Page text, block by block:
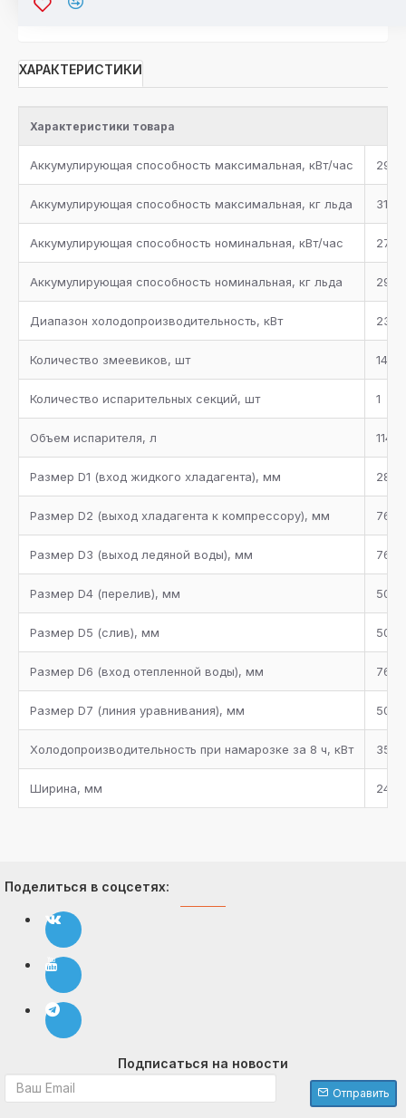
ХАРАКТЕРИСТИКИ
Характеристики товара
Аккумулирующая способность максимальная, кВт/час 293
Аккумулирующая способность максимальная, кг льда 3150
Аккумулирующая способность номинальная, кВт/час 270
Аккумулирующая способность номинальная, кг льда 2900
Диапазон холодопроизводительность, кВт 23-
Количество змеевиков, шт 14
Количество испарительных секций, шт 1
Объем испарителя, л 114
Размер D1 (вход жидкого хладагента), мм 28
Размер D2 (выход хладагента к компрессору), мм 76
Размер D3 (выход ледяной воды), мм 76
Размер D4 (перелив), мм 50
Размер D5 (слив), мм 50
Размер D6 (вход отепленной воды), мм 76
Размер D7 (линия уравнивания), мм 50
Холодопроизводительность при намарозке за 8 ч, кВт 35
Ширина, мм 2400
Поделиться в соцсетях:
Подписаться на новости
Отправить